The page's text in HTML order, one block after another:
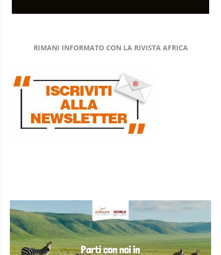
RIMANI INFORMATO CON LA RIVISTA AFRICA